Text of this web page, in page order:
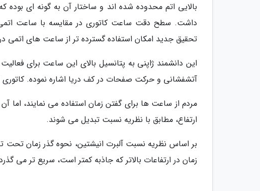
تحقیق جدید امکان استفاده گسترده تر از ساعت های اتمی
این دانشمند ژاپنی به پتانسیل بالای این ساعت برای
آتشفشانی و حرکت صفحات در کف دریا اشاره نموده. کاتوری
مردم از ساعت ها برای گفتن زمان استفاده می نمایند، اما
ارتفاع، مطابق با نظریه نسبت تبدیل می شوند.
بر اساس نظریه نسبت آلبرت انیشتین، نحوه گذر زمان
زمان در ارتفاعات بالاتر که جاذبه کمتر است، سریع تر می